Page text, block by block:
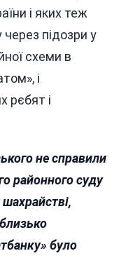
і яких теж
підозри у
схеми в
і
рєбят і
не справили
районного суду
було